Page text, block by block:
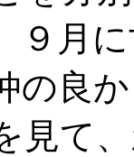
月
の良
見て